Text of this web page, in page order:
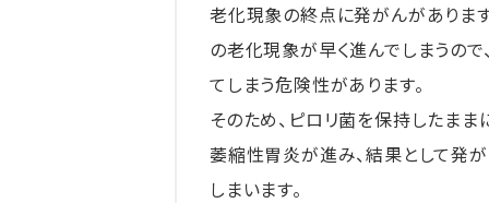
老化現象の終点に発がんがありま
の老化現象が早く進んでしまうので
てしまう危険性があります。
そのため、ピロリ菌を保持したまま
萎縮性胃炎が進み、結果として発
しまいます。